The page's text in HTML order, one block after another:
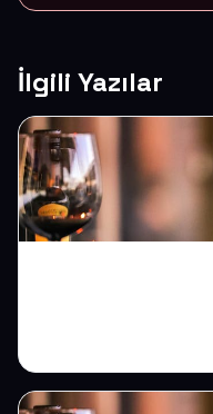
İlgili Yazılar